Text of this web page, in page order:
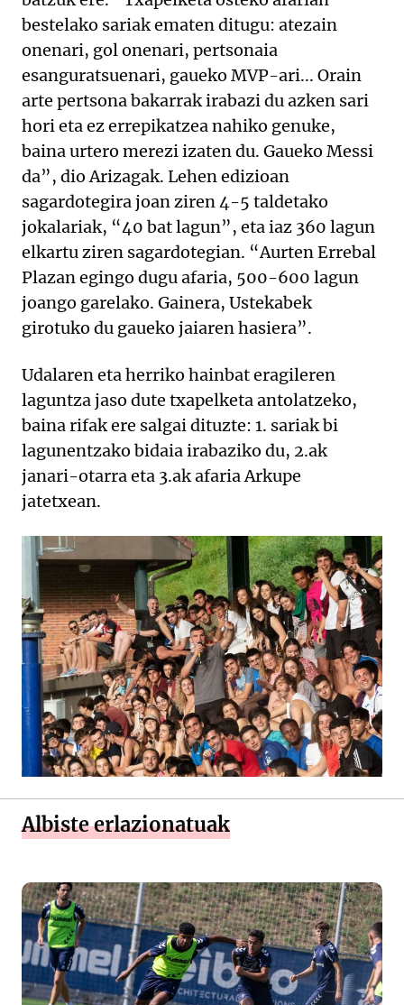
bestelako sariak ematen ditugu: atezain
onenari, gol onenari, pertsonaia
esanguratsuenari, gaueko MVP-ari... Orain
arte pertsona bakarrak irabazi du azken sari
hori eta ez errepikatzea nahiko genuke,
baina urtero merezi izaten du. Gaueko Messi
da”, dio Arizagak. Lehen edizioan
sagardotegira joan ziren 4-5 taldetako
jokalariak, “40 bat lagun”, eta iaz 360 lagun
elkartu ziren sagardotegian. “Aurten Errebal
Plazan egingo dugu afaria, 500-600 lagun
joango garelako. Gainera, Ustekabek
girotuko du gaueko jaiaren hasiera”.
Udalaren eta herriko hainbat eragileren
laguntza jaso dute txapelketa antolatzeko,
baina rifak ere salgai dituzte: 1. sariak bi
lagunentzako bidaia irabaziko du, 2.ak
janari-otarra eta 3.ak afaria Arkupe
jatetxean.
Albiste erlazionatuak